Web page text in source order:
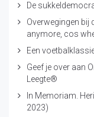
De
Overwegingen bij
anymore, cos
Een
Geef je over aan
Leegte®
In Memoriam.
2023)